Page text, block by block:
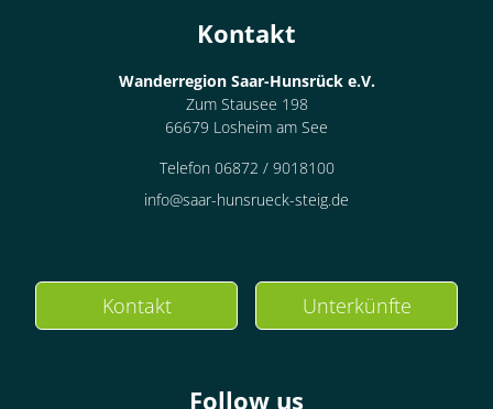
Kontakt
Wanderregion Saar-Hunsrück e.V.
Zum Stausee 198
66679 Losheim am See
Telefon 06872 / 9018100
info@saar-hunsrueck-steig.de
Kontakt Unterkünfte
Follow us